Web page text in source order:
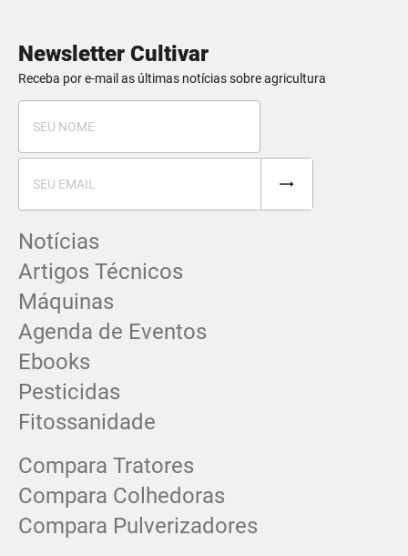
Newsletter Cultivar
Receba por e-mail as últimas notícias sobre agricultura
Notícias
Artigos Técnicos
Máquinas
Agenda de Eventos
Ebooks
Pesticidas
Fitossanidade
Compara Tratores
Compara Colhedoras
Compara Pulverizadores